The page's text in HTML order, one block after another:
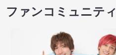
ファンコミュニティ